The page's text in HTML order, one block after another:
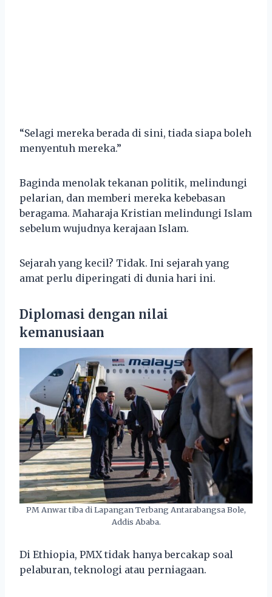
“Selagi mereka berada di sini, tiada siapa boleh
menyentuh mereka.”
Baginda menolak tekanan politik, melindungi
pelarian, dan memberi mereka kebebasan
beragama. Maharaja Kristian melindungi Islam
sebelum wujudnya kerajaan Islam.
Sejarah yang kecil? Tidak. Ini sejarah yang
amat perlu diperingati di dunia hari ini.
Diplomasi dengan nilai
kemanusiaan
PM Anwar tiba di Lapangan Terbang Antarabangsa Bole,
Addis Ababa.
Di Ethiopia, PMX tidak hanya bercakap soal
pelaburan, teknologi atau perniagaan.